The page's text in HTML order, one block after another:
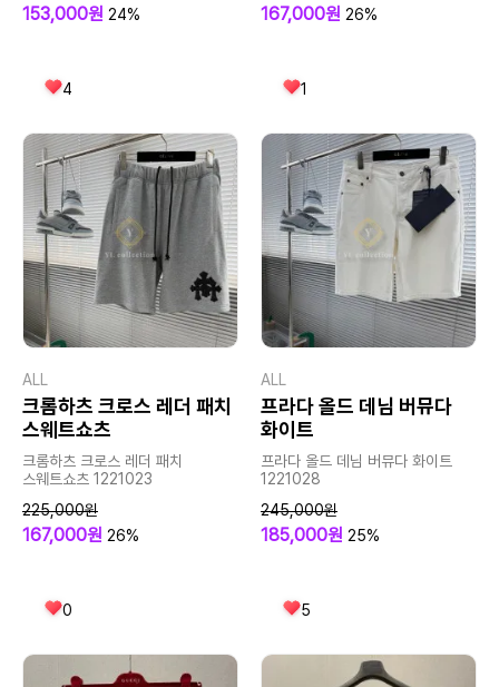
153,000원 24%
4
167,000원 26%
1
ALL
크롬하츠 크로스 레더 패치
스웨트쇼츠
크롬하츠 크로스 레더 패치
스웨트쇼츠 1221023
225,000원
167,000원 26%
0
ALL
프라다 올드 데님 버뮤다
화이트
프라다 올드 데님 버뮤다 화이트
1221028
245,000원
185,000원 25%
5